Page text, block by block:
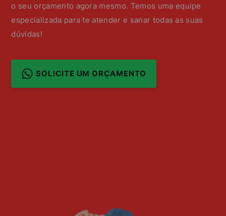
o seu orçamento agora mesmo. Temos uma equipe
especializada para te atender e sanar todas as suas
dúvidas!
SOLICITE UM ORÇAMENTO